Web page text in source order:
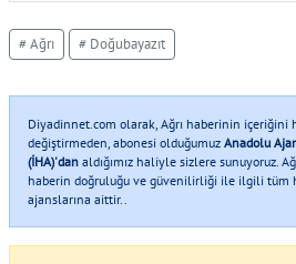
# Ağrı # Doğubayazıt
Diyadinnet.com olarak, Ağrı haberinin içeriğini
değiştirmeden, abonesi olduğumuz Anadolu
(İHA)'dan aldığımız haliyle sizlere sunuyoruz.
haberin doğruluğu ve güvenilirliği ile ilgili tüm
ajanslarına aittir..